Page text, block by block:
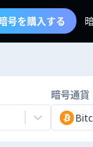
号を購入する
暗号通貨